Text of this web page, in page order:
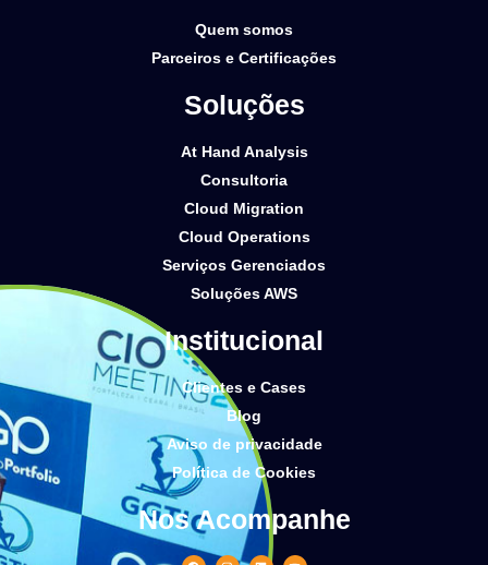
Quem somos
Parceiros e Certificações
Soluções
At Hand Analysis
Consultoria
Cloud Migration
Cloud Operations
Serviços Gerenciados
Soluções AWS
Institucional
Clientes e Cases
Blog
Aviso de privacidade
Política de Cookies
Nos Acompanhe